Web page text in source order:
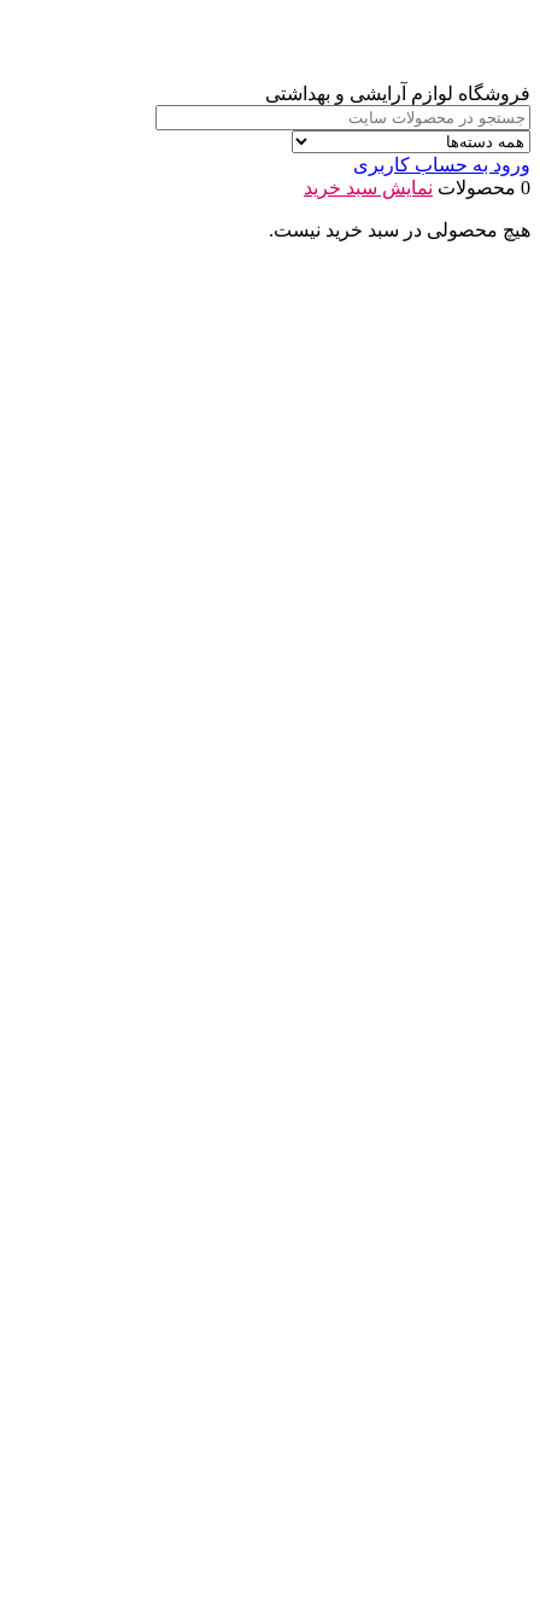
فروشگاه لوازم آرایشی و بهداشتی
ورود به حساب کاربری
0 محصولات
نمایش سبد خرید
هیچ محصولی در سبد خرید نیست.